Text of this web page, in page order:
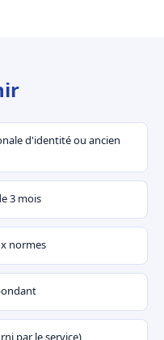
d'identité ou ancien
3 mois
normes
par le service)